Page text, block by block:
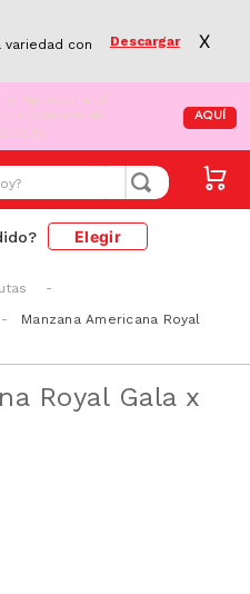
con
Descargar X
Aprovecha el
tus compras de
79.90
AQUÍ
Elegir
Manzana Americana Royal
Royal Gala x